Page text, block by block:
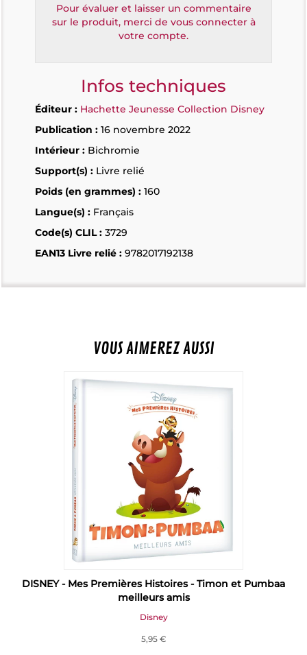
Pour évaluer et laisser un commentaire
sur le produit, merci de vous connecter à
votre compte.
Infos techniques
Éditeur : Hachette Jeunesse Collection Disney
Publication : 16 novembre 2022
Intérieur : Bichromie
Support(s) : Livre relié
Poids (en grammes) : 160
Langue(s) : Français
Code(s) CLIL : 3729
EAN13 Livre relié : 9782017192138
VOUS AIMEREZ AUSSI
DISNEY - Mes Premières Histoires - Timon et Pumbaa
meilleurs amis
Disney
5,95 €